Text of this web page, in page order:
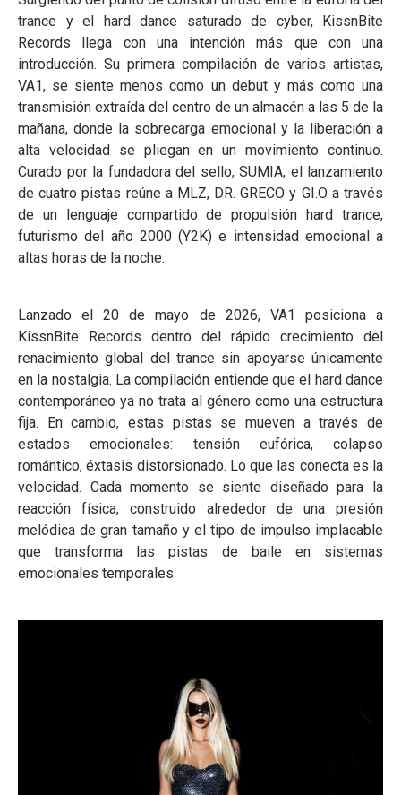
trance y el hard dance saturado de cyber, KissnBite
Records llega con una intención más que con una
introducción. Su primera compilación de varios artistas,
VA1, se siente menos como un debut y más como una
transmisión extraída del centro de un almacén a las 5 de la
mañana, donde la sobrecarga emocional y la liberación a
alta velocidad se pliegan en un movimiento continuo.
Curado por la fundadora del sello, SUMIA, el lanzamiento
de cuatro pistas reúne a MLZ, DR. GRECO y GI.O a través
de un lenguaje compartido de propulsión hard trance,
futurismo del año 2000 (Y2K) e intensidad emocional a
altas horas de la noche.
Lanzado el 20 de mayo de 2026, VA1 posiciona a
KissnBite Records dentro del rápido crecimiento del
renacimiento global del trance sin apoyarse únicamente
en la nostalgia. La compilación entiende que el hard dance
contemporáneo ya no trata al género como una estructura
fija. En cambio, estas pistas se mueven a través de
estados emocionales: tensión eufórica, colapso
romántico, éxtasis distorsionado. Lo que las conecta es la
velocidad. Cada momento se siente diseñado para la
reacción física, construido alrededor de una presión
melódica de gran tamaño y el tipo de impulso implacable
que transforma las pistas de baile en sistemas
emocionales temporales.